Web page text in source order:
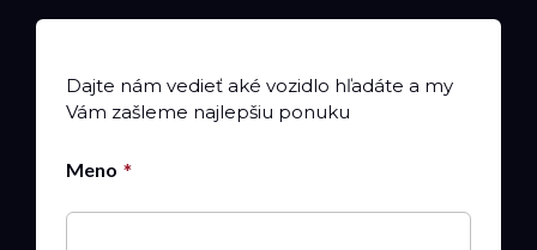
Dajte nám vedieť aké vozidlo hľadáte a my
Vám zašleme najlepšiu ponuku
Meno